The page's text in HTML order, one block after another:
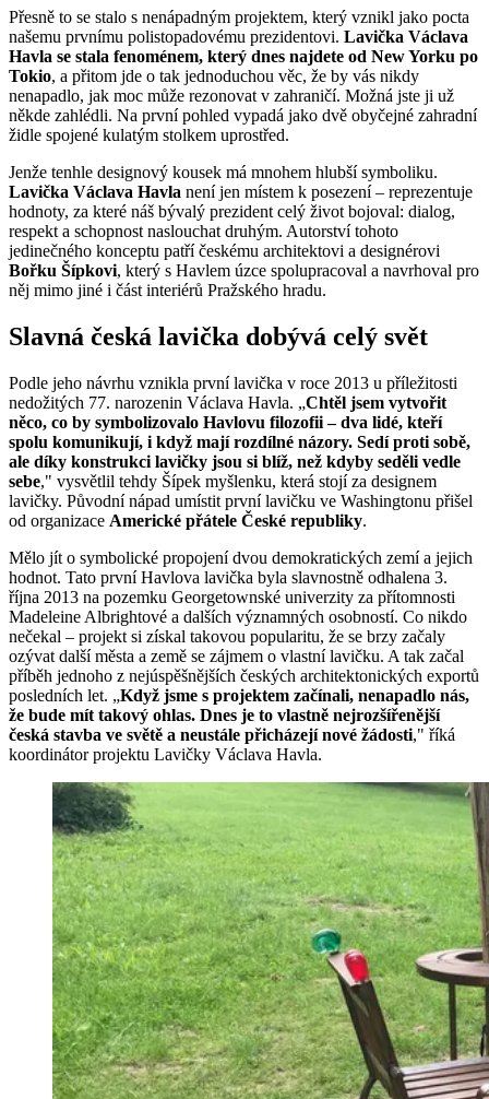
Přesně to se stalo s nenápadným projektem, který vznikl jako pocta
našemu prvnímu polistopadovému prezidentovi. Lavička Václava
Havla se stala fenoménem, který dnes najdete od New Yorku po
Tokio, a přitom jde o tak jednoduchou věc, že by vás nikdy
nenapadlo, jak moc může rezonovat v zahraničí. Možná jste ji už
někde zahlédli. Na první pohled vypadá jako dvě obyčejné zahradní
židle spojené kulatým stolkem uprostřed.
Jenže tenhle designový kousek má mnohem hlubší symboliku.
Lavička Václava Havla není jen místem k posezení – reprezentuje
hodnoty, za které náš bývalý prezident celý život bojoval: dialog,
respekt a schopnost naslouchat druhým. Autorství tohoto
jedinečného konceptu patří českému architektovi a designérovi
Bořku Šípkovi, který s Havlem úzce spolupracoval a navrhoval pro
něj mimo jiné i část interiérů Pražského hradu.
Slavná česká lavička dobývá celý svět
Podle jeho návrhu vznikla první lavička v roce 2013 u příležitosti
nedožitých 77. narozenin Václava Havla. „Chtěl jsem vytvořit
něco, co by symbolizovalo Havlovu filozofii – dva lidé, kteří
spolu komunikují, i když mají rozdílné názory. Sedí proti sobě,
ale díky konstrukci lavičky jsou si blíž, než kdyby seděli vedle
sebe," vysvětlil tehdy Šípek myšlenku, která stojí za designem
lavičky. Původní nápad umístit první lavičku ve Washingtonu přišel
od organizace Americké přátele České republiky.
Mělo jít o symbolické propojení dvou demokratických zemí a jejich
hodnot. Tato první Havlova lavička byla slavnostně odhalena 3.
října 2013 na pozemku Georgetownské univerzity za přítomnosti
Madeleine Albrightové a dalších významných osobností. Co nikdo
nečekal – projekt si získal takovou popularitu, že se brzy začaly
ozývat další města a země se zájmem o vlastní lavičku. A tak začal
příběh jednoho z nejúspěšnějších českých architektonických exportů
posledních let. „Když jsme s projektem začínali, nenapadlo nás,
že bude mít takový ohlas. Dnes je to vlastně nejrozšířenější
česká stavba ve světě a neustále přicházejí nové žádosti," říká
koordinátor projektu Lavičky Václava Havla.